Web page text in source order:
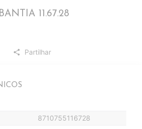
11.67.28
share Partilhar
8710755116728